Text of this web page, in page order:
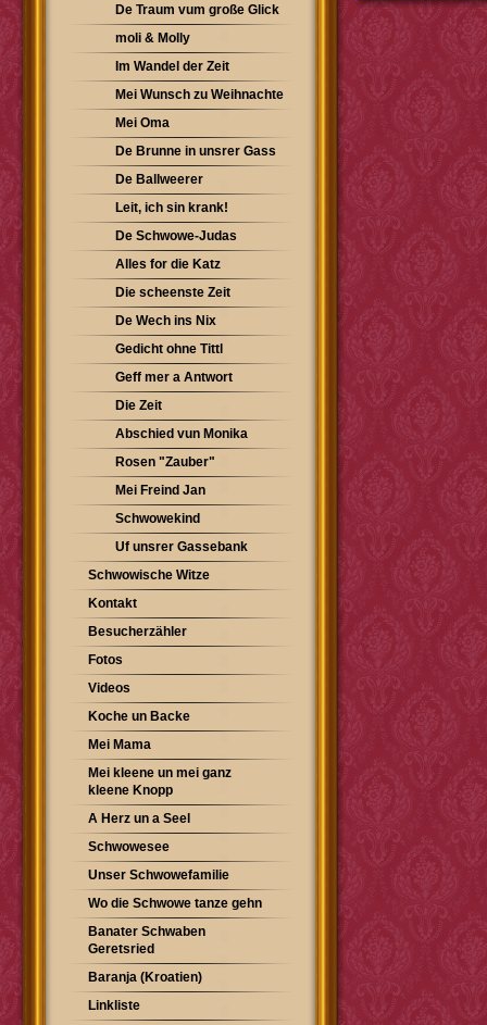
De Traum vum große Glick
moli & Molly
Im Wandel der Zeit
Mei Wunsch zu Weihnachte
Mei Oma
De Brunne in unsrer Gass
De Ballweerer
Leit, ich sin krank!
De Schwowe-Judas
Alles for die Katz
Die scheenste Zeit
De Wech ins Nix
Gedicht ohne Tittl
Geff mer a Antwort
Die Zeit
Abschied vun Monika
Rosen "Zauber"
Mei Freind Jan
Schwowekind
Uf unsrer Gassebank
Schwowische Witze
Kontakt
Besucherzähler
Fotos
Videos
Koche un Backe
Mei Mama
Mei kleene un mei ganz
kleene Knopp
A Herz un a Seel
Schwowesee
Unser Schwowefamilie
Wo die Schwowe tanze gehn
Banater Schwaben
Geretsried
Baranja (Kroatien)
Linkliste